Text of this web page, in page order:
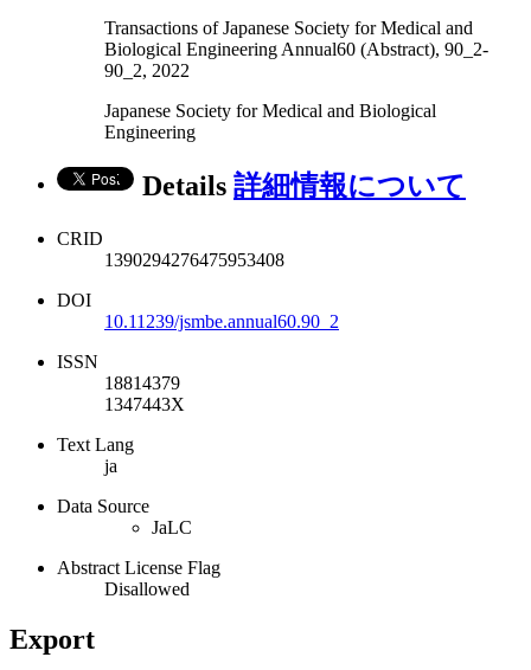
Transactions of Japanese Society for Medical and
Biological Engineering Annual60 (Abstract), 90_2-
90_2, 2022
Japanese Society for Medical and Biological
Engineering
Details 詳細情報について
CRID
1390294276475953408
DOI
10.11239/jsmbe.annual60.90_2
ISSN
18814379
1347443X
Text Lang
ja
Data Source
JaLC
Abstract License Flag
Disallowed
Export